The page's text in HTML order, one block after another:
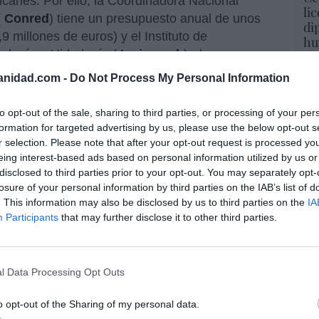
- Do Not Process My Personal Information
opt-out of the sale, sharing to third parties, or processing of your
for targeted advertising by us, please use the below opt-out
selection. Please note that after your opt-out request is processed
interest-based ads based on personal information utilized by us
to third parties prior to your opt-out. You may separately
of your personal information by third parties on the IAB’s list of
This information may also be disclosed by us to third parties on the
Participants that may further disclose it to other third parties.
Data Processing Opt Outs
opt-out of the Sharing of my personal data.
Conred ) tiene un presupuesto anual de unos
millones de euros) y el Instituto de
e Hidrología ( Insivumeh), de unos
millones de euros).
horas (hora local), comenzó la erupción del
tarde, los ríos de lava, lodo y piedras
de dos comunidades,
San Miguel
de categoría 4, según el Índice de
superior a las de 1974 y 2012 (ambas de
por el Observatorio de la Tierra de
la carga de sulfuro más elevada
Sin embargo, no se dio el aviso con
de la situación. De hecho, el
no evacuar a la gente a tiempo
si se activaron los protocolos necesarios y
y oportunas, es decir, la actuación de la
tu